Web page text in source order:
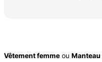
Vêtement femme ou Manteau